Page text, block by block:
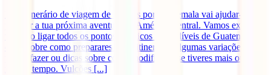
Este itinerário de viagem de 15 dias por Guatemala vai ajudar-te a
planear a tua próxima aventura na América Central. Vamos explicar-
te como ligar todos os pontos turísticos imperdíveis de Guatemala,
dicas sobre como preparares o teu itinerário, algumas variações que
podes fazer ou dicas sobre como modificá-lo se tiveres mais ou
menos tempo. Vulcões [...]